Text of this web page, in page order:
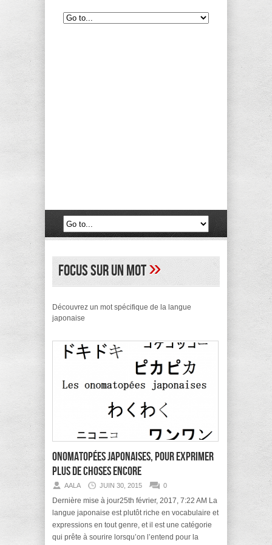
Focus sur un mot»
Découvrez un mot spécifique de la langue
japonaise
Onomatopées japonaises, pour exprimer
plus de choses encore
AALA JUIN 30, 2015 0
Dernière mise à jour25th février, 2017, 7:22 AM La
langue japonaise est plutôt riche en vocabulaire et
expressions en tout genre, et il est une catégorie
qui prête à sourire lorsqu’on l’entend pour la